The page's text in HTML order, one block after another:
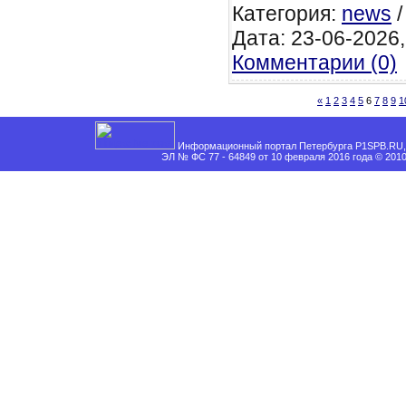
Категория: news
Дата: 23-06-
Комментарии (0)
« 1 2 3 4 5 6 7 8 9
Информационный портал Петербурга
ЭЛ № ФС 77 - 64849 от 10 февраля 2016 года ©